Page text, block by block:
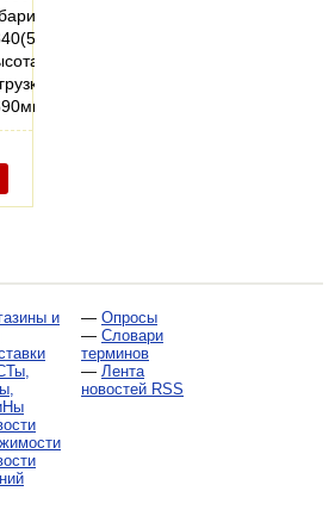
и
— Опросы
— Словари
терминов
— Лента
новостей RSS